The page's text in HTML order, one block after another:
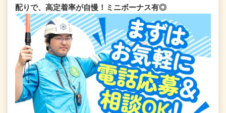
配りで、高定着率が自慢！ミニボーナス有◎